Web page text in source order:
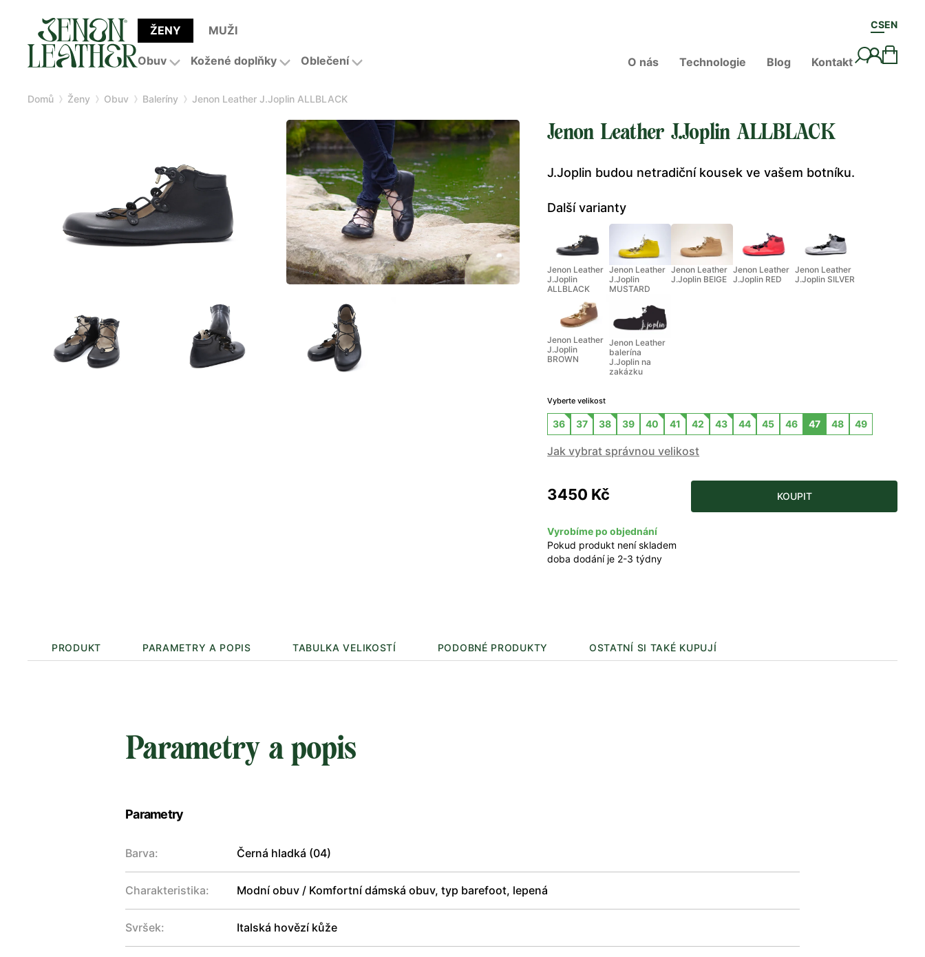
ŽENY
Obuv Kožené doplňky Oblečení
MUŽI
O nás Technologie Blog Kontakt
CSEN
Domů Ženy Obuv Baleríny Jenon Leather J.Joplin ALLBLACK
Jenon Leather J.Joplin ALLBLACK
J.Joplin budou netradiční kousek ve vašem botníku.
Další varianty
Jenon Leather
J.Joplin
ALLBLACK
Jenon Leather
J.Joplin
MUSTARD
Jenon Leather
J.Joplin BEIGE
Jenon Leather
J.Joplin RED
Jenon Leather
J.Joplin SILVER
Jenon Leather
J.Joplin
BROWN
Jenon Leather
balerína
J.Joplin na
zakázku
Vyberte velikost
36 37 38 39 40 41 42 43 44 45 46 47 48 49
Jak vybrat správnou velikost
3450 Kč KOUPIT
Vyrobíme po objednání
Pokud produkt není skladem
doba dodání je 2-3 týdny
PRODUKT PARAMETRY A POPIS TABULKA VELIKOSTÍ PODOBNÉ PRODUKTY OSTATNÍ SI TAKÉ KUPUJÍ
Parametry a popis
Parametry
Barva: Černá hladká (04)
Charakteristika: Modní obuv / Komfortní dámská obuv, typ barefoot, lepená
Svršek: Italská hovězí kůže